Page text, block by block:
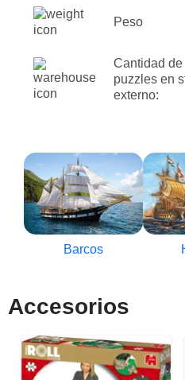
Peso
Cantidad de
puzzles en
externo:
Barcos
Accesorios